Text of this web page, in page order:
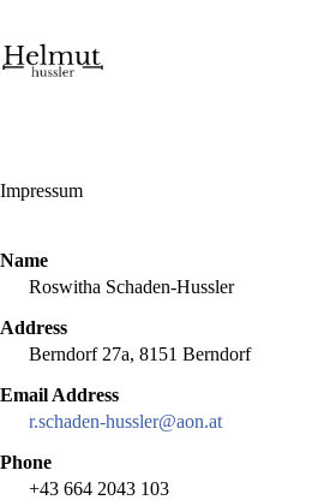
content
Impressum
Name
Roswitha Schaden-Hussler
Address
Berndorf 27a, 8151 Berndorf
Email Address
r.schaden-hussler@aon.at
Phone
+43 664 2043 103